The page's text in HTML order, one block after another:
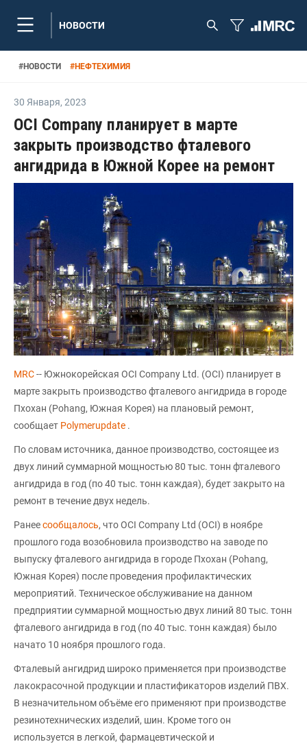
НОВОСТИ
#НОВОСТИ #НЕФТЕХИМИЯ
30 Января, 2023
OCI Company планирует в марте
закрыть производство фталевого
ангидрида в Южной Корее на ремонт
MRC-- Южнокорейская OCI Company Ltd. (OCI) планирует в
марте закрыть производство фталевого ангидрида в городе
Пхохан (Pohang, Южная Корея) на плановый ремонт,
сообщает Polymerupdate .
По словам источника, данное производство, состоящее из
двух линий суммарной мощностью 80 тыс. тонн фталевого
ангидрида в год (по 40 тыс. тонн каждая), будет закрыто на
ремонт в течение двух недель.
Ранеесообщалось, что OCI Company Ltd (OCI) в ноябре
прошлого года возобновила производство на заводе по
выпуску фталевого ангидрида в городе Пхохан (Pohang,
Южная Корея) после проведения профилактических
мероприятий. Техническое обслуживание на данном
предприятии суммарной мощностью двух линий 80 тыс. тонн
фталевого ангидрида в год (по 40 тыс. тонн каждая) было
начато 10 ноября прошлого года.
Фталевый ангидрид широко применяется при производстве
лакокрасочной продукции и пластификаторов изделий ПВХ.
В незначительном объёме его применяют при производстве
резинотехнических изделий, шин. Кроме того он
используется в легкой, фармацевтической и